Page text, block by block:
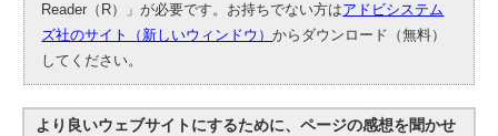
Reader（R）」が必要です。お持ちでない方はアドビシステム
ズ社のサイト（新しいウィンドウ）からダウンロード（無料）
してください。
より良いウェブサイトにするために、ページの感想を聞かせ